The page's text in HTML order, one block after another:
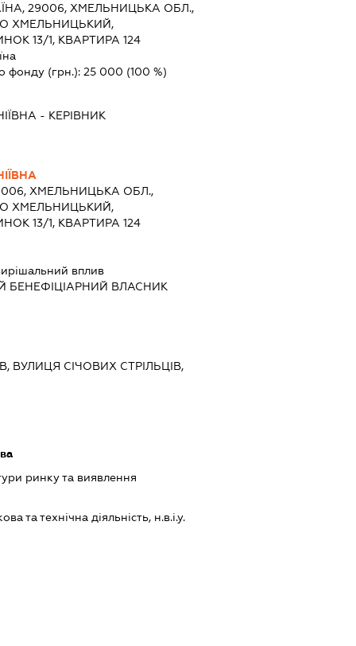
29006, ХМЕЛЬНИЦЬКА ОБЛ.,
ХМЕЛЬНИЦЬКИЙ,
13/1, КВАРТИРА 124
фонду (грн.): 25 000 (100 %)
- КЕРІВНИК
ХМЕЛЬНИЦЬКА ОБЛ.,
ХМЕЛЬНИЦЬКИЙ,
13/1, КВАРТИРА 124
вплив
БЕНЕФІЦІАРНИЙ ВЛАСНИК
ВУЛИЦЯ СІЧОВИХ СТРІЛЬЦІВ,
ринку та виявлення
та технічна діяльність, н.в.і.у.